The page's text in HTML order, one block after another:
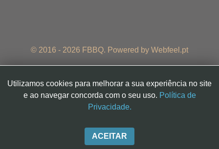
© 2016 - 2026 FBBQ. Powered by Webfeel.pt
Utilizamos cookies para melhorar a sua experiência no site
e ao navegar concorda com o seu uso. Política de
Privacidade.
ACEITAR